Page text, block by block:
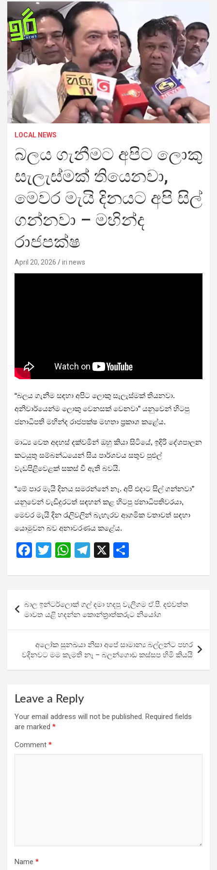
LOCAL NEWS
බලය ගැනීමට අපිට ලොකු
සැලැස්මක් තියෙනවා,
මෙවර මැයි දිනයට අපි සිල්
ගන්නවා – මහින්ද
රාජපක්ෂ
April 20, 2026 iri news
“බලය ගැනීම සඳහා අපිට ලොකු සැලැස්මක් තියනවා.
අනිවාර්යෙන්ම ලොකු වෙනසක් වෙනවා” යනුවෙන් හිටපු
ජනාධිපති මහින්ද රාජපක්ෂ මහතා ප්‍රකාශ කළේය.
මාධ්‍ය වෙත අදහස් දක්වමින් ඔහු කියා සිටියේ, ඉදිරි දේශපාලන
කටයුතු සම්බන්ධයෙන් සිය පාර්ශවය සතුව පුළුල්
වැඩපිළිවෙළක් සකස් වී ඇති බවයි.
“මේ පාර මැයි දිනය සමරන්නේ නෑ. අපි එදාට සිල් ගන්නවා”
යනුවෙන් වැඩිදුරටත් සඳහන් කළ හිටපු ජනාධිපතිවරයා,
මෙවර මැයි දින රැලිවලින් බැහැරව ආගමික වතාවත් සඳහා
යොමුවන බව අනාවරණය කළේය.
F
ce
o
o
k
T
tt
er
W
at
s
A
p
p
T
e
gr
a
m
X
ar
e
navigation
බාල ඉන්ටර්ලොක් ගල් දමා හදපු වැලි­ගම ඒ.පී. දළු­වත්ත
මාවත යළි හදන්න කොන්ත්‍රාත්කරුට නියෝග
අලෝක සුනඛයා නිසා අපේ සාමාන්‍ය බල්ලන්ට පහර
වදිනවට මම කැමති නෑ – බලන්ගොඩ කස්සප හිමි කියයි
Leave a Reply
Your email address will not be published. Required fields
are marked *
Comment *
Name *